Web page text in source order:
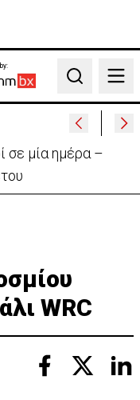
Search
σε μία ημέρα –
WRC